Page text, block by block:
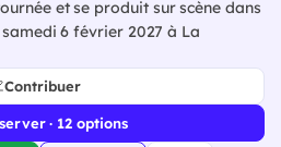
et se produit sur scène dans
6 février 2027 à La
Contribuer
· 12 options